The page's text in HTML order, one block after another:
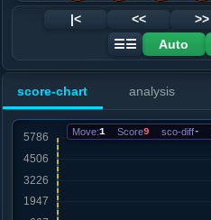
12. 马六进七
红+6
红+4
13. 马七进五
红+7
.....车６进１
红+7
15. 炮八进六
.....士５退６
16. 车六进七
|< << >>
☰☰
Auto
score-chart analysis
Move:1 Score9 sco-diff-